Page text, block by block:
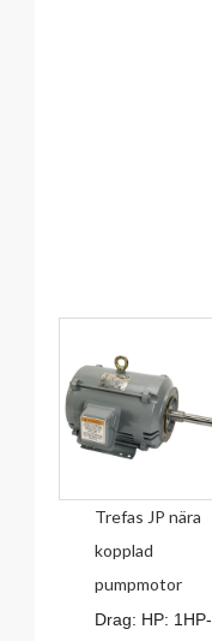
Trefas JP nära
kopplad
pumpmotor
Drag: HP: 1HP-